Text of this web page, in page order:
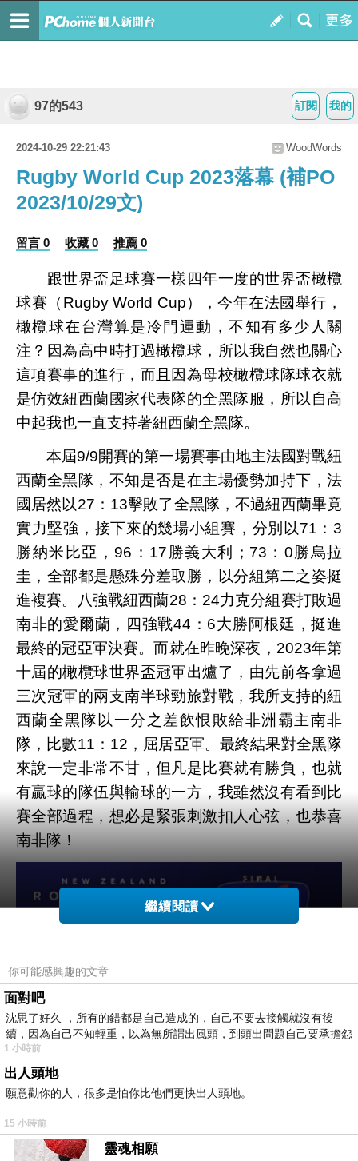
我的
訂閱
97的543
2024-10-29 22:21:43 WoodWords
Rugby World Cup 2023落幕 (補PO
2023/10/29文)
留言 0 收藏 0 推薦 0
跟世界盃足球賽一樣四年一度的世界盃橄欖
球賽（ Rugby World Cup），今年在法國舉行，
橄欖球在台灣算是冷門運動，不知有多少人關
注？因為高中時打過橄欖球，所以我自然也關心
這項賽事的進行，而且因為母校橄欖球隊球衣就
是仿效紐西蘭國家代表隊的全黑隊服，所以自高
中起我也一直支持著紐西蘭全黑隊。
本屆9/9開賽的第一場賽事由地主法國對戰紐
西蘭全黑隊，不知是否是在主場優勢加持下，法
國居然以27 ： 13擊敗了全黑隊，不過紐西蘭畢竟
實力堅強，接下來的幾場小組賽，分別以71 ：3
勝納米比亞， 96 ： 17 勝義大利； 73 ： 0勝烏拉
圭，全部都是懸殊分差取勝，以分組第二之姿挺
進複賽。八強戰紐西蘭28 ： 24力克分組賽打敗過
南非的愛爾蘭，四強戰44 ： 6大勝阿根廷，挺進
最終的冠亞軍決賽。而就在昨晚深夜， 2023年第
十屆的橄欖球世界盃冠軍出爐了，由先前各拿過
三次冠軍的兩支南半球勁旅對戰，我所支持的紐
西蘭全黑隊以一分之差飲恨敗給非洲霸主南非
隊，比數11 ： 12 ，屈居亞軍。最終結果對全黑隊
來說一定非常不甘，但凡是比賽就有勝負，也就
有贏球的隊伍與輸球的一方，我雖然沒有看到比
賽全部過程，想必是緊張刺激扣人心弦，也恭喜
南非隊！
繼續閱讀
你可能感興趣的文章
面對吧
沈思了好久 ，所有的錯都是自己造成的，自己不要去接觸就沒有後
續，因為自己不知輕重，以為無所謂出風頭，到頭出問題自己要承擔怨
不
1 小時前
出人頭地
願意勸你的人，很多是怕你比他們更快出人頭地。
15 小時前
靈魂相願